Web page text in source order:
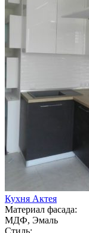
Кухня Актея
Материал фасада:
МДФ, Эмаль
Стиль: